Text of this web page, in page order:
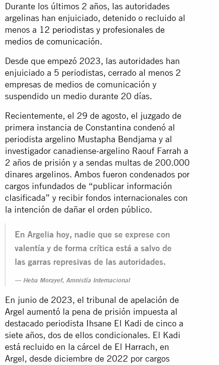
Durante los últimos 2 años, las autoridades
argelinas han enjuiciado, detenido o recluido al
menos a 12 periodistas y profesionales de
medios de comunicación.
Desde que empezó 2023, las autoridades han
enjuiciado a 5 periodistas, cerrado al menos 2
empresas de medios de comunicación y
suspendido un medio durante 20 días.
Recientemente, el 29 de agosto, el juzgado de
primera instancia de Constantina condenó al
periodista argelino Mustapha Bendjama y al
investigador canadiense-argelino Raouf Farrah a
2 años de prisión y a sendas multas de 200.000
dinares argelinos. Ambos fueron condenados por
cargos infundados de “publicar información
clasificada” y recibir fondos internacionales con
la intención de dañar el orden público.
En Argelia hoy, nadie que se exprese con
valentía y de forma crítica está a salvo de
las garras represivas de las autoridades.
Heba Morayef, Amnistía Internacional
En junio de 2023, el tribunal de apelación de
Argel aumentó la pena de prisión impuesta al
destacado periodista Ihsane El Kadi de cinco a
siete años, dos de ellos condicionales. El Kadi
está recluido en la cárcel de El Harrach, en
Argel, desde diciembre de 2022 por cargos